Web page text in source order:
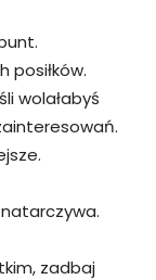
posiłków.
wolałabyś
zadbaj